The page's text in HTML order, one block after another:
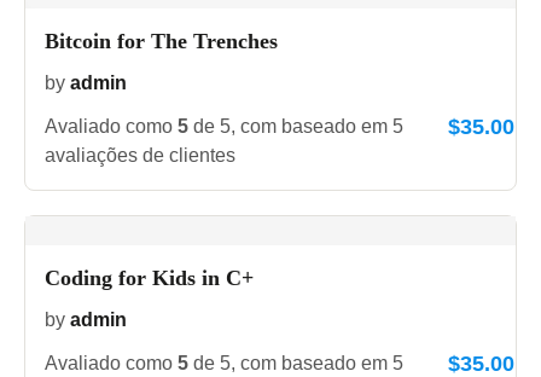
Bitcoin for The Trenches
by admin
Avaliado como 5 de 5, com baseado em 5
avaliações de clientes
$35.00
Coding for Kids in C+
by admin
Avaliado como 5 de 5, com baseado em 5
$35.00